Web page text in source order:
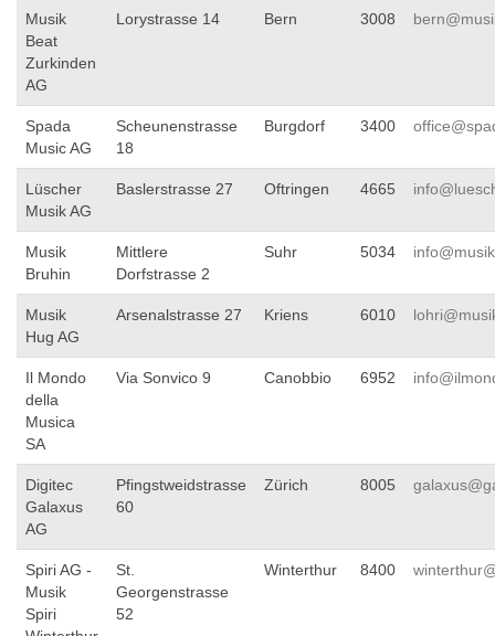
Musik
Beat
Zurkinden
AG
Lorystrasse 14 Bern 3008
Spada
Music AG
Scheunenstrasse
18
Burgdorf 3400
Lüscher
Musik AG
Baslerstrasse 27 Oftringen 4665
Musik
Bruhin
Mittlere
Dorfstrasse 2
Suhr 5034
Musik
Hug AG
Arsenalstrasse 27 Kriens 6010
Il Mondo
della
Musica
SA
Via Sonvico 9 Canobbio 6952
Digitec
Galaxus
AG
Pfingstweidstrasse
60
Zürich 8005
Spiri AG -
Musik
Spiri
St.
Georgenstrasse
52
Winterthur 8400